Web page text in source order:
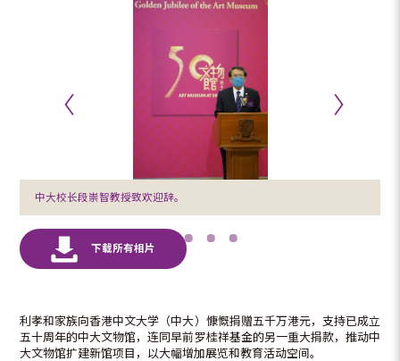
中大校长段崇智教授致欢迎辞。
利孝和家族向香港中文大学（中大）慷慨捐赠五千万港元，支持已成立
五十周年的中大文物馆，连同早前罗桂祥基金的另一重大捐款，推动中
大文物馆扩建新馆项目，以大幅增加展览和教育活动空间。